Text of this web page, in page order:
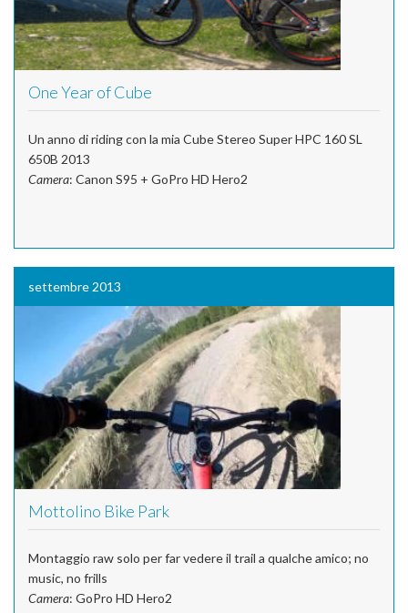
One Year of Cube
Un anno di riding con la mia Cube Stereo Super HPC 160 SL
650B 2013
Camera: Canon S95 + GoPro HD Hero2
settembre 2013
Mottolino Bike Park
Montaggio raw solo per far vedere il trail a qualche amico; no
music, no frills
Camera: GoPro HD Hero2